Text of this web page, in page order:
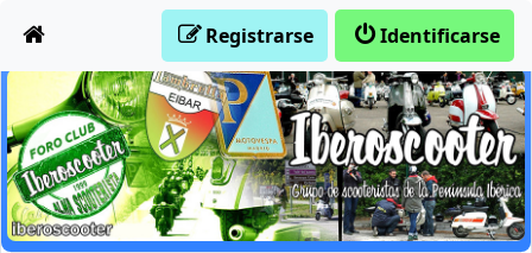
Identificarse
Registrarse